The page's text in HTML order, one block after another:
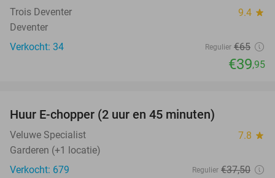
Trois Deventer 9.4 star
Deventer
Verkocht: 34
Regulier €65
€39,95
Huur E-chopper (2 uur en 45 minuten)
Veluwe Specialist 7.8 star
Garderen (+1 locatie)
Verkocht: 679
Regulier €37,50